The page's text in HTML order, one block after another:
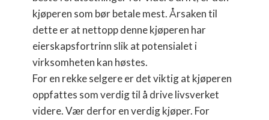
kjøperen som bør betale mest. Årsaken til
dette er at nettopp denne kjøperen har
eierskapsfortrinn slik at potensialet i
virksomheten kan høstes.
For en rekke selgere er det viktig at kjøperen
oppfattes som verdig til å drive livsverket
videre. Vær derfor en verdig kjøper. For